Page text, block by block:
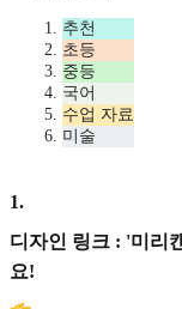
추천
초등
중등
국어
수업 자료
미술
1.
디자인 링크 : '미리
요!